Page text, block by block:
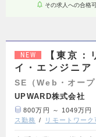
その求人への合格
NEW
【東京：
イ・エンジニア
SE（Web・オープ
UPWARD株式会社
800万円 ～ 1049万円
ス勤務
リモートワーク